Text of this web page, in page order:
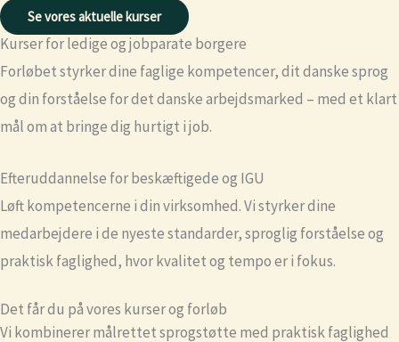
Se vores aktuelle kurser
Kurser for ledige og jobparate borgere
Forløbet styrker dine faglige kompetencer, dit danske sprog
og din forståelse for det danske arbejdsmarked – med et klart
mål om at bringe dig hurtigt i job.
Efteruddannelse for beskæftigede og IGU
Løft kompetencerne i din virksomhed. Vi styrker dine
medarbejdere i de nyeste standarder, sproglig forståelse og
praktisk faglighed, hvor kvalitet og tempo er i fokus.
Det får du på vores kurser og forløb
Vi kombinerer målrettet sprogstøtte med praktisk faglighed